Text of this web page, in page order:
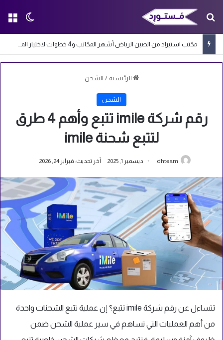
الوضع بحث عن
مكتب استيراد من الصين الرياض أشهر المكاتب و4 خطوات لاختيار المكتب المناسب
الرئيسية / الشحن
الشحن
رقم شركة imile تتبع وأهم 4 طرق
لتتبع شحنة imile
dhteam ديسمبر 1, 2025 آخر تحديث: فبراير 24, 2026
تتساءل عن رقم شركة imile تتبع؟ إن عملية تتبع الشحنات واحدة
من أهم العمليات التي تساهم في سير عملية الشحن ضمن